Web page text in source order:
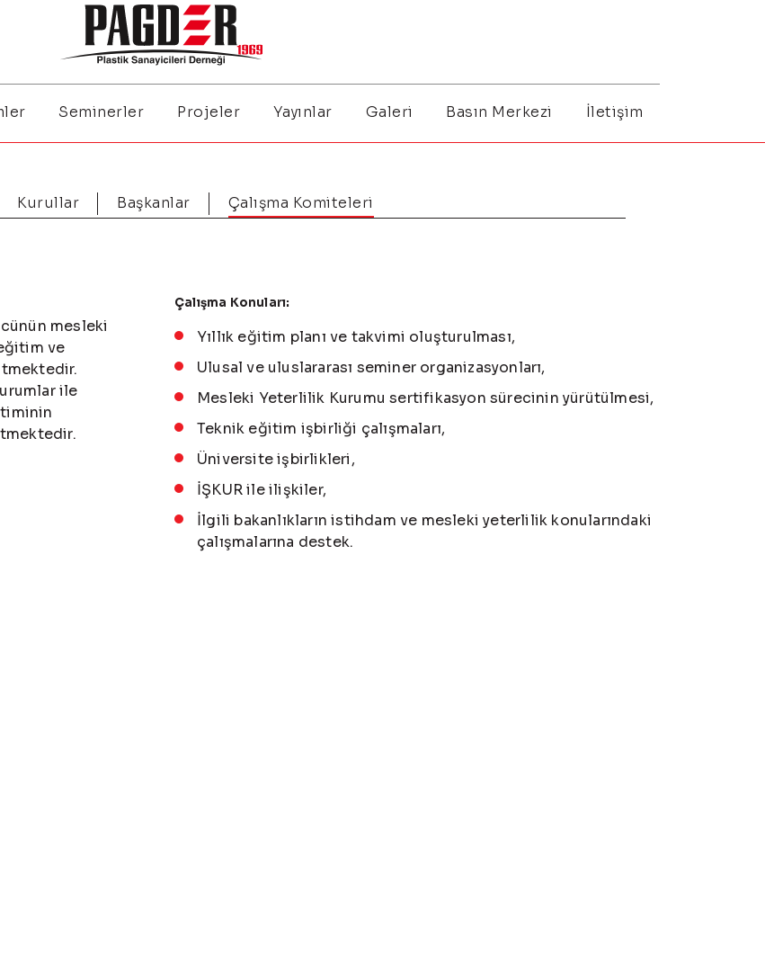
Seminerler Projeler Yayınlar Galeri Basın Merkezi İletişim
Kurullar Başkanlar Çalışma Komiteleri
mesleki
ve
ile
Çalışma Konuları:
Yıllık eğitim planı ve takvimi oluşturulması,
Ulusal ve uluslararası seminer organizasyonları,
Mesleki Yeterlilik Kurumu sertifikasyon sürecinin yürütülmesi,
Teknik eğitim işbirliği çalışmaları,
Üniversite işbirlikleri,
İŞKUR ile ilişkiler,
İlgili bakanlıkların istihdam ve mesleki yeterlilik konularındaki
çalışmalarına destek.